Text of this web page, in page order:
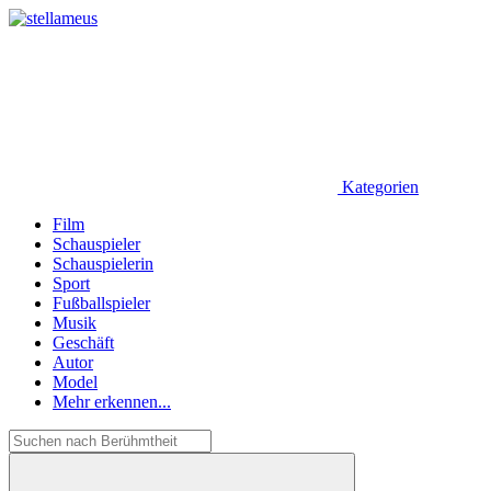
Kategorien
Film
Schauspieler
Schauspielerin
Sport
Fußballspieler
Musik
Geschäft
Autor
Model
Mehr erkennen...